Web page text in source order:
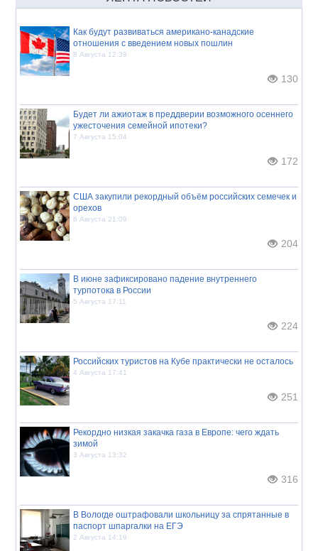
Как будут развиваться американо-канадские
отношения с введением новых пошлин
8 Августа 12:39
130
Будет ли ажиотаж в преддверии возможного осеннего
ужесточения семейной ипотеки?
7 Августа 15:04
172
США закупили рекордный объём российских семечек и
орехов
6 Августа 21:09
204
В июне зафиксировано падение внутреннего
турпотока в России
5 Августа 17:11
224
Российских туристов на Кубе практически не осталось
4 Августа 17:41
251
Рекордно низкая закачка газа в Европе: чего ждать
зимой
3 Августа 13:32
316
В Вологде оштрафовали школьницу за спрятанные в
паспорт шпаргалки на ЕГЭ
2 Августа 14:19